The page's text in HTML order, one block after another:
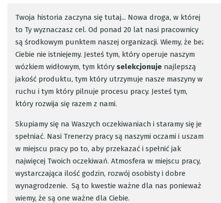
Twoja historia zaczyna się tutaj... Nowa droga, w której
to Ty wyznaczasz cel. Od ponad 20 lat nasi pracownicy
są środkowym punktem naszej organizacji. Wiemy, że bez
Ciebie nie istniejemy. Jesteś tym, który operuje naszym
wózkiem widłowym, tym który selekcjonuje najlepszą
jakość produktu, tym który utrzymuje nasze maszyny w
ruchu i tym który pilnuje procesu pracy. Jesteś tym,
który rozwija się razem z nami.
Skupiamy się na Waszych oczekiwaniach i staramy się je
spełniać. Nasi Trenerzy pracy są naszymi oczami i uszami
w miejscu pracy po to, aby przekazać i spełnić jak
najwięcej Twoich oczekiwań. Atmosfera w miejscu pracy,
wystarczająca ilość godzin, rozwój osobisty i dobre
wynagrodzenie. Są to kwestie ważne dla nas ponieważ
wiemy, że są one ważne dla Ciebie.